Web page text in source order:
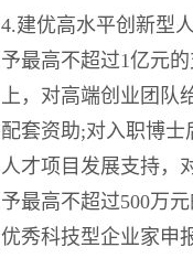
4.建优高水平创新型
予最高不超过1亿元
上，对高端创业团队
配套资助;对入职博
人才项目发展支持，
予最高不超过500万
优秀科技型企业家申